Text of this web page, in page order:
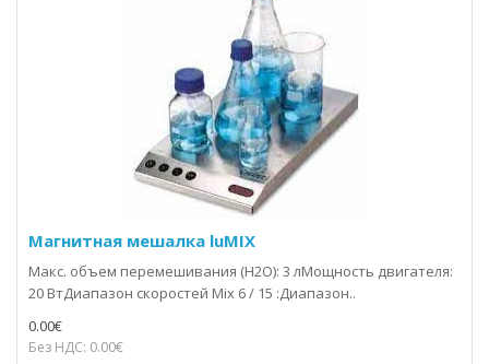
Магнитная мешалка luMIX
Макс. объем перемешивания (H2O): 3 лМощность двигателя:
20 ВтДиапазон скоростей Mix 6 / 15 :Диапазон..
0.00€
Без НДС: 0.00€